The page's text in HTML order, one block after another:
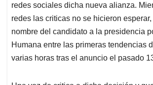
redes sociales dicha nueva alianza.
redes las criticas no se hicieron esperar,
nombre del candidato a la presidencia
Humana entre las primeras tendencias
varias horas tras el anuncio el pasado